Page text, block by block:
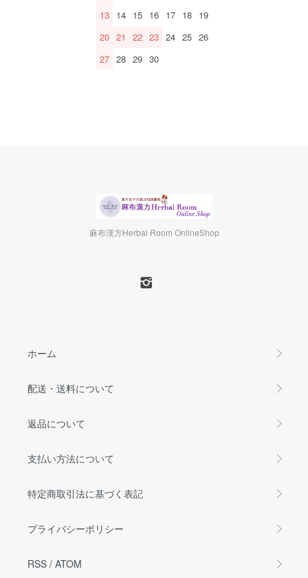
13 14 15 16 17 18 19
20 21 22 23 24 25 26
27 28 29 30
麻布漢方Herbal Room OnlineShop
ホーム
配送・送料について
返品について
支払い方法について
特定商取引法に基づく表記
プライバシーポリシー
RSS / ATOM